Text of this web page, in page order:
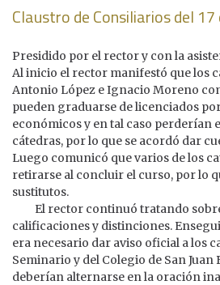
Claustro de Consiliarios del
Presidido por el rector y con la
Al inicio el rector manifestó que los
Antonio López e Ignacio Moreno
pueden graduarse de licenciados
económicos y en tal caso perderían
cátedras, por lo que se acordó dar
Luego comunicó que varios de los
retirarse al concluir el curso, por lo
sustitutos.
El rector continuó tratando
calificaciones y distinciones.
era necesario dar aviso oficial a los
Seminario y del Colegio de San Juan
deberían alternarse en la oración